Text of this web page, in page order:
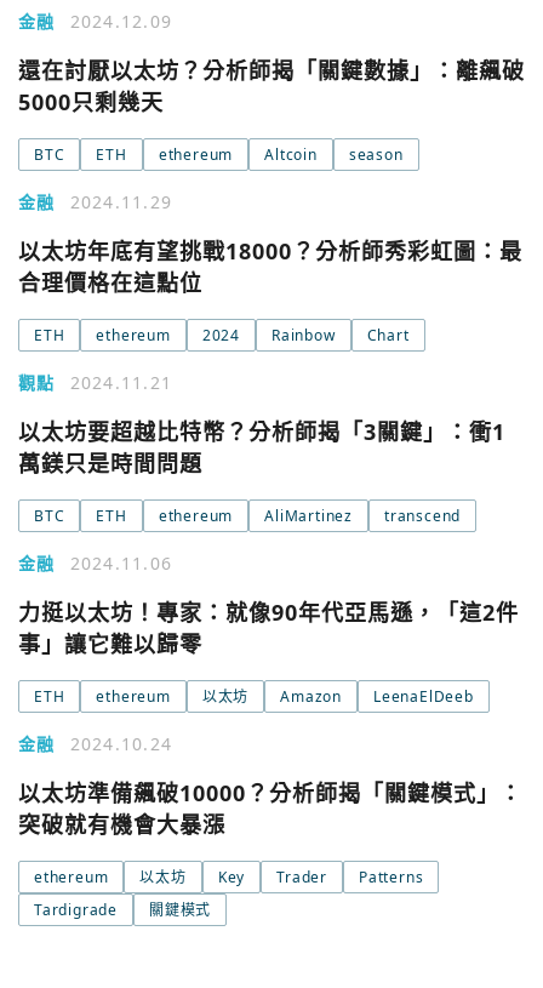
金融 2024.12.09
還在討厭以太坊？分析師揭「關鍵數據」：離飆破
5000只剩幾天
BTC ETH ethereum Altcoin season
金融 2024.11.29
以太坊年底有望挑戰18000？分析師秀彩虹圖：最
合理價格在這點位
ETH ethereum 2024 Rainbow Chart
觀點 2024.11.21
以太坊要超越比特幣？分析師揭「3關鍵」：衝1
萬鎂只是時間問題
BTC ETH ethereum AliMartinez transcend
金融 2024.11.06
力挺以太坊！專家：就像90年代亞馬遜，「這2件
事」讓它難以歸零
ETH ethereum 以太坊 Amazon LeenaElDeeb
金融 2024.10.24
以太坊準備飆破10000？分析師揭「關鍵模式」：
突破就有機會大暴漲
ethereum 以太坊 Key Trader
Patterns
Tardigrade
關鍵模式